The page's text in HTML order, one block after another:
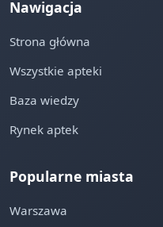
Nawigacja
Strona główna
Wszystkie apteki
Baza wiedzy
Rynek aptek
Popularne miasta
Warszawa